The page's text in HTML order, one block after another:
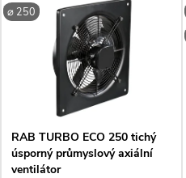
garáží, servisech, skladech,
obchodech, barech a dalších
středně...
⌀ 250
RAB TURBO ECO 250 tichý
úsporný průmyslový axiální
ventilátor